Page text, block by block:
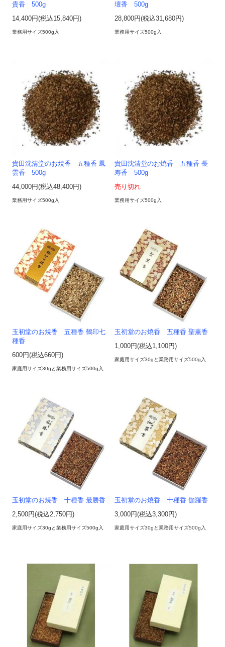
貴香 500g
14,400円(税込15,840円)
業務用サイズ500g入
壇香 500g
28,800円(税込31,680円)
業務用サイズ500g入
貴田沈清堂のお焼香 五種香 鳳
雲香 500g
44,000円(税込48,400円)
業務用サイズ500g入
貴田沈清堂のお焼香 五種香 長
寿香 500g
売り切れ
業務用サイズ500g入
玉初堂のお焼香 五種香 鶴印七
種香
600円(税込660円)
家庭用サイズ30gと業務用サイズ500g入
玉初堂のお焼香 五種香 聖薫香
1,000円(税込1,100円)
家庭用サイズ30gと業務用サイズ500g入
玉初堂のお焼香 十種香 最勝香
2,500円(税込2,750円)
家庭用サイズ30gと業務用サイズ500g入
玉初堂のお焼香 十種香 伽羅香
3,000円(税込3,300円)
家庭用サイズ30gと業務用サイズ500g入